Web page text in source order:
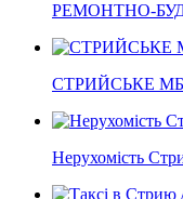
РЕМОНТНО-
СТРИЙСЬКЕ
Нерухомість